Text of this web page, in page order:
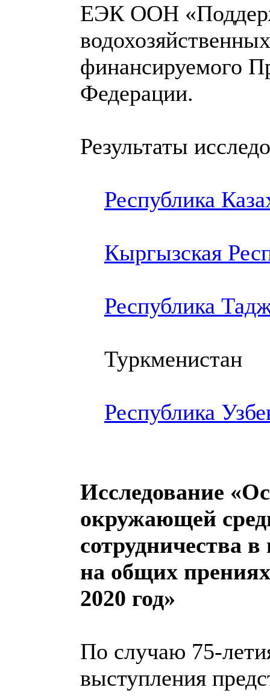
ЕЭК ООН
финансируемого
Федерации.
Результаты
Республика
Кыргызская
Республика
Туркменистан
Республика
Исследование
окружающей
сотрудничества
на общих
2020 год»
По случаю 75-
выступления